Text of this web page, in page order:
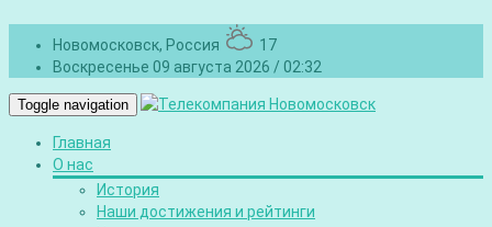
Новомосковск, Россия
17
Воскресенье 09 августа 2026 / 02:32
Toggle navigation
Главная
О нас
История
Наши достижения и рейтинги